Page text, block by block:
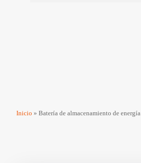
Inicio » Batería de almacenamiento de energía